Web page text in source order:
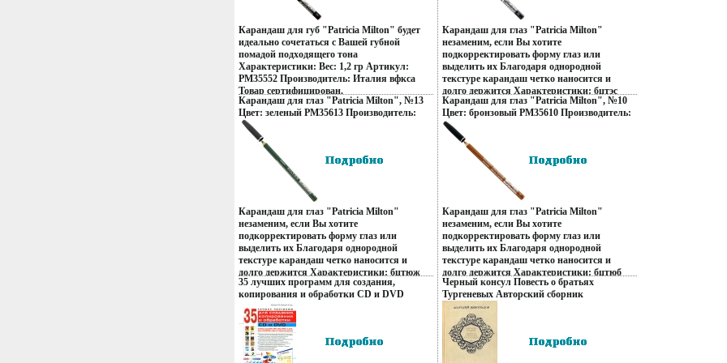
Карандаш для губ "Patricia Milton" будет
идеально сочетаться с Вашей губной
помадой подходящего тона
Характеристики: Вес: 1,2 гр Артикул:
РМ35552 Производитель: Италия вфкса
Товар сертифицирован.
Карандаш для глаз "Patricia Milton", №13
Цвет: зеленый РМ35613 Производитель:
Италия Товар сертифицирован инфо
13458q.
Карандаш для глаз "Patricia Milton"
незаменим, если Вы хотите
подкорректировать форму глаз или
выделить их Благодаря однородной
текстуре карандаш четко наносится и
долго держится Характеристики: бцтюж
Артикул: РМ35613 Производитель: Италия
Товар сертифицирован.
35 лучших программ для создания,
копирования и обработки CD и DVD
Серия: Просто о сложном инфо 8691p.
лосьонах для рук Kamill Линия средств
Kamill по уходу за лицом и телом -
качественная косметика для женщин,
которая понравится даже самой
требовательной коже Товар
сертифицирован.
Карандаш для глаз "Patricia Milton"
незаменим, если Вы хотите
подкорректировать форму глаз или
выделить их Благодаря однородной
текстуре карандаш четко наносится и
долго держится Характеристики: бцтэс
Артикул: РМ35635 Производитель: Италия
Товар сертифицирован.
Карандаш для глаз "Patricia Milton", №10
Цвет: бронзовый РМ35610 Производитель:
Италия Товар сертифицирован инфо
13453q.
Карандаш для глаз "Patricia Milton"
незаменим, если Вы хотите
подкорректировать форму глаз или
выделить их Благодаря однородной
текстуре карандаш четко наносится и
долго держится Характеристики: бцтюб
Артикул: РМ35610 Производитель: Италия
Товар сертифицирован.
Черный консул Повесть о братьях
Тургеневых Авторский сборник
Букинистическое издание Сохранность:
Хорошая Издательство: Правда, 1986 г
Твердый переплет, 688 стр Тираж: 500000
экз Формат: 84x108/32 (~130х205 мм) инфо
12788p.